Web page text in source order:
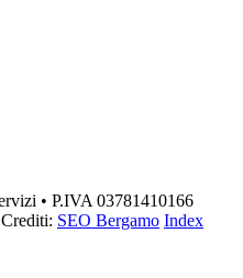
• P.IVA 03781410166
Crediti: SEO Bergamo Index